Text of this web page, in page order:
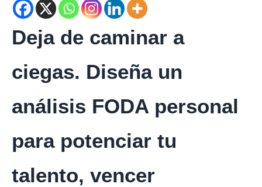
Deja de caminar a
ciegas. Diseña un
análisis FODA personal
para potenciar tu
talento, vencer